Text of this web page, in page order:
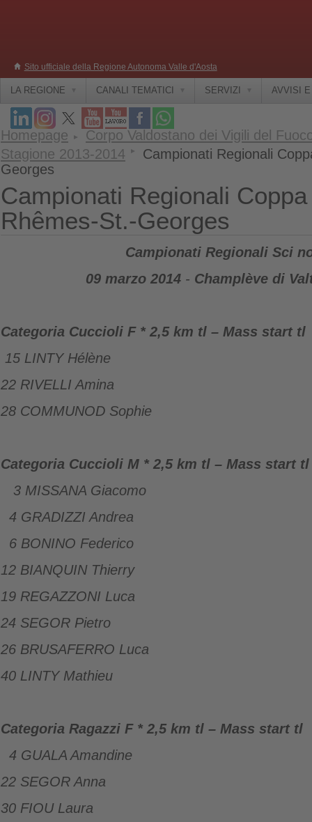
Sito ufficiale della Regione Autonoma Valle d'Aosta
LA REGIONE CANALI TEMATICI SERVIZI AVVISI
Homepage
Corpo Valdostano dei Vigili del
Stagione 2013-2014
Campionati Regionali
Georges
Campionati Regionali
Rhêmes-St.-Georges
Campionati Regionali Sci
09 marzo 2014- Champlève di
Categoria Cuccioli F * 2,5 km tl – Mass start tl
15 LINTY Hélène
22 RIVELLI Amina
28 COMMUNOD Sophie
Categoria Cuccioli M * 2,5 km tl – Mass start
3 MISSANA Giacomo
4 GRADIZZI Andrea
6 BONINO Federico
12 BIANQUIN Thierry
19 REGAZZONI Luca
24 SEGOR Pietro
26 BRUSAFERRO Luca
40 LINTY Mathieu
Categoria Ragazzi F * 2,5 km tl – Mass start tl
4 GUALA Amandine
22 SEGOR Anna
30 FIOU Laura